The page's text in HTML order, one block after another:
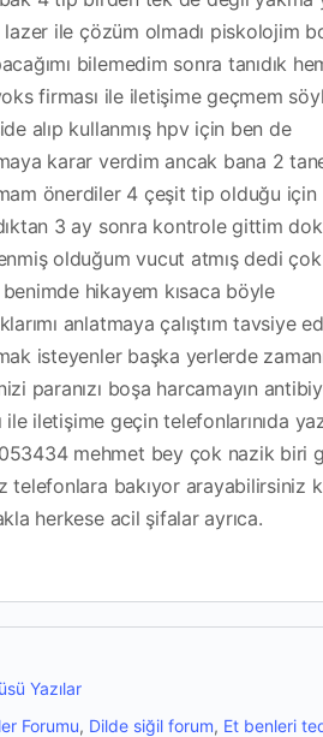
ile çözüm olmadı piskolojim
bilemedim sonra tanıdık
firması ile iletişime geçmem
alıp kullanmış hpv için ben de
karar verdim ancak bana 2
önerdiler 4 çeşit tip olduğu için
3 ay sonra kontrole gittim
olduğum vucut atmış dedi
hikayem kısaca böyle
anlatmaya çalıştım tavsiye
isteyenler başka yerlerde
paranızı boşa harcamayın
ile iletişime geçin telefonlarınıda
mehmet bey çok nazik biri
telefonlara bakıyor arayabilirsiniz
herkese acil şifalar ayrıca.
Yazılar
Forumu, Dilde siğil forum, Et benleri